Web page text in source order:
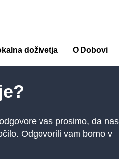
doživetja O Dobovi
vas prosimo, da nas
Odgovorili vam bomo v